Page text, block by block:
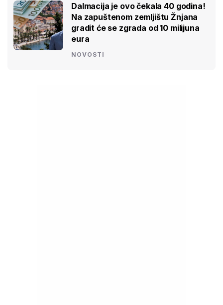
Dalmacija je ovo čekala 40 godina!
Na zapuštenom zemljištu Žnjana
gradit će se zgrada od 10 milijuna
eura
NOVOSTI